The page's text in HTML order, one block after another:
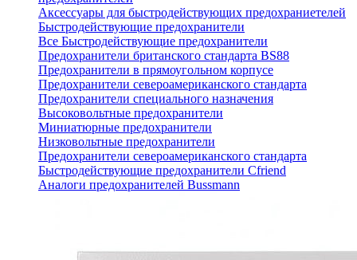
Аксессуары для быстродействующих предохраниетелей
Быстродействующие предохранители
Все Быстродействующие предохранители
Предохранители британского стандарта BS88
Предохранители в прямоугольном корпусе
Предохранители североамериканского стандарта
Предохранители специального назначения
Высоковольтные предохранители
Миниатюрные предохранители
Низковольтные предохранители
Предохранители североамериканского стандарта
Быстродействующие предохранители Cfriend
Аналоги предохранителей Bussmann